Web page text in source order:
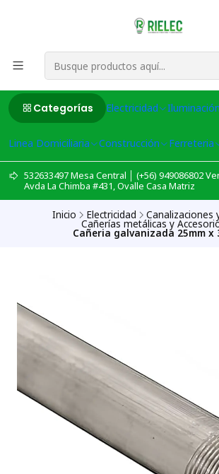
Categorías Electricidad Iluminación
Linea Domiciliaria Construcción Ferreteria
532633497 Mesa Central │ (+56) 949086802
Avda La Chimba #431, Ovalle Casa Matriz
Inicio Electricidad Canalizaciones
Cañerías metálicas y
Cañeria galvanizada 25mm x